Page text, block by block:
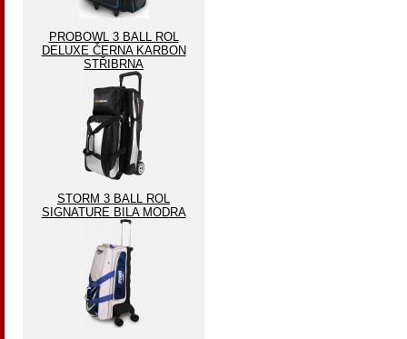
PROBOWL 3 BALL ROL
DELUXE ČERNA KARBON
STŘIBRNA
STORM 3 BALL ROL
SIGNATURE BILA MODRA